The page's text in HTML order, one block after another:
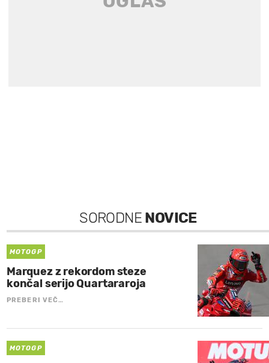
SORODNE NOVICE
MOTOGP
Marquez z rekordom steze
končal serijo Quartararoja
PREBERI VEČ…
MOTOGP